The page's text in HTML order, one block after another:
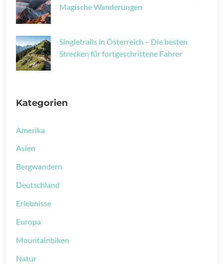
Magische Wanderungen
Singletrails in Österreich – Die besten
Strecken für fortgeschrittene Fahrer
Kategorien
Amerika
Asien
Bergwandern
Deutschland
Erlebnisse
Europa
Mountainbiken
Natur